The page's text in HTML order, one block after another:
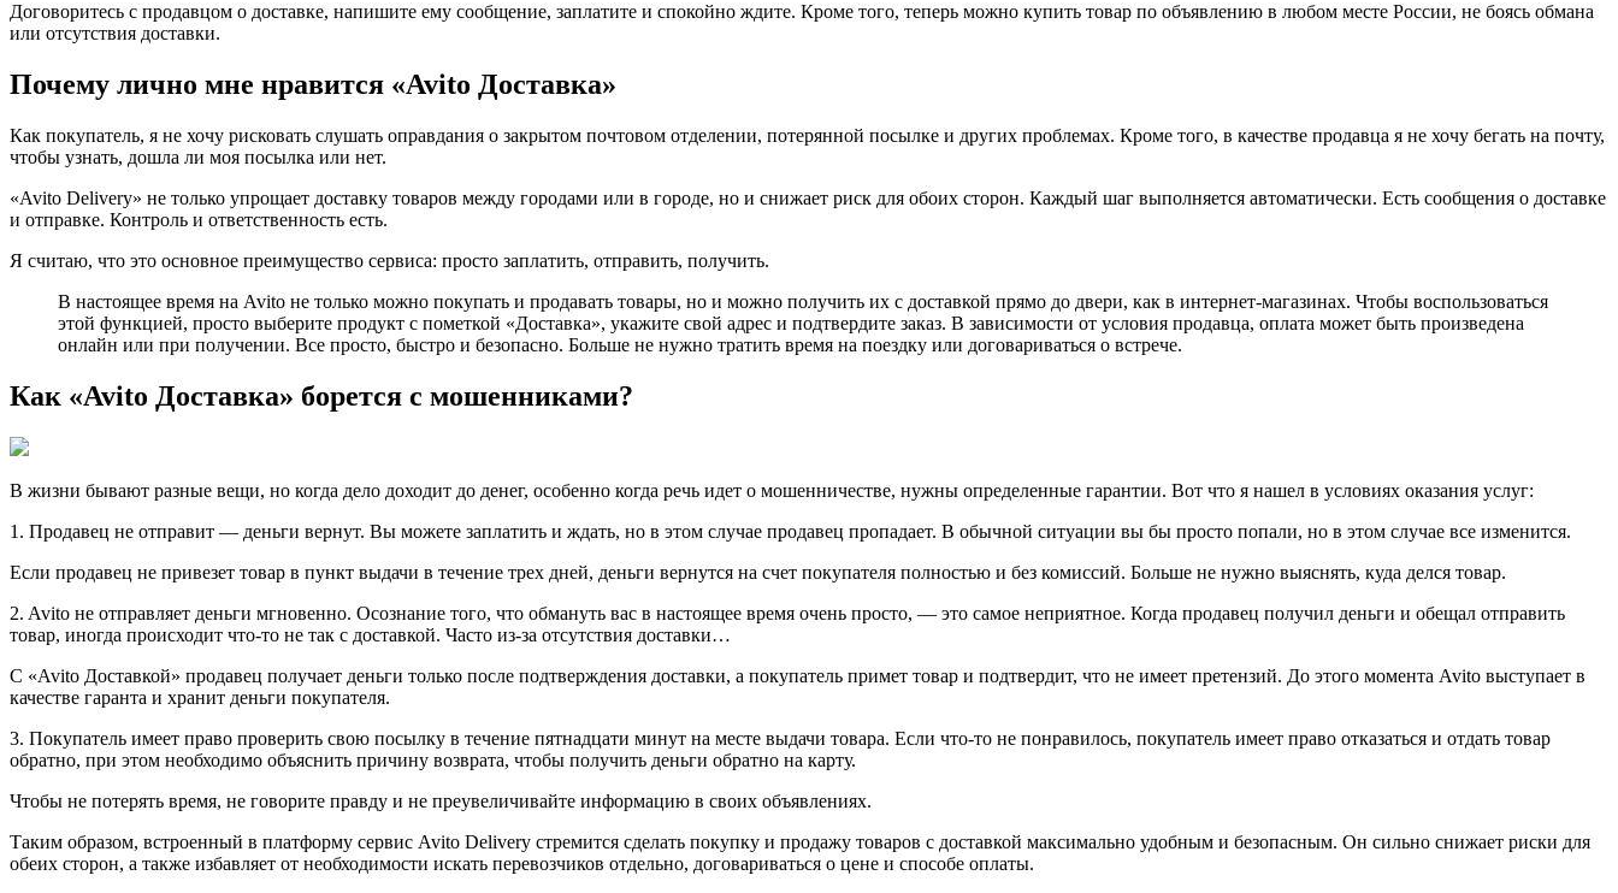
Договоритесь с продавцом о доставке, напишите ему сообщение, заплатите и спокойно ждите. Кроме того, теперь можно купить товар по объявлению в любом месте России, не боясь обмана
или отсутствия доставки.
Почему лично мне нравится «Avito Доставка»
Как покупатель, я не хочу рисковать слушать оправдания о закрытом почтовом отделении, потерянной посылке и других проблемах. Кроме того, в качестве продавца я не хочу бегать на почту,
чтобы узнать, дошла ли моя посылка или нет.
«Avito Delivery» не только упрощает доставку товаров между городами или в городе, но и снижает риск для обоих сторон. Каждый шаг выполняется автоматически. Есть сообщения о доставке
и отправке. Контроль и ответственность есть.
Я считаю, что это основное преимущество сервиса: просто заплатить, отправить, получить.
В настоящее время на Avito не только можно покупать и продавать товары, но и можно получить их с доставкой прямо до двери, как в интернет-магазинах. Чтобы воспользоваться
этой функцией, просто выберите продукт с пометкой «Доставка», укажите свой адрес и подтвердите заказ. В зависимости от условия продавца, оплата может быть произведена
онлайн или при получении. Все просто, быстро и безопасно. Больше не нужно тратить время на поездку или договариваться о встрече.
Как «Avito Доставка» борется с мошенниками?
В жизни бывают разные вещи, но когда дело доходит до денег, особенно когда речь идет о мошенничестве, нужны определенные гарантии. Вот что я нашел в условиях оказания услуг:
1. Продавец не отправит — деньги вернут. Вы можете заплатить и ждать, но в этом случае продавец пропадает. В обычной ситуации вы бы просто попали, но в этом случае все изменится.
Если продавец не привезет товар в пункт выдачи в течение трех дней, деньги вернутся на счет покупателя полностью и без комиссий. Больше не нужно выяснять, куда делся товар.
2. Avito не отправляет деньги мгновенно. Осознание того, что обмануть вас в настоящее время очень просто, — это самое неприятное. Когда продавец получил деньги и обещал отправить
товар, иногда происходит что-то не так с доставкой. Часто из-за отсутствия доставки…
С «Avito Доставкой» продавец получает деньги только после подтверждения доставки, а покупатель примет товар и подтвердит, что не имеет претензий. До этого момента Avito выступает в
качестве гаранта и хранит деньги покупателя.
3. Покупатель имеет право проверить свою посылку в течение пятнадцати минут на месте выдачи товара. Если что-то не понравилось, покупатель имеет право отказаться и отдать товар
обратно, при этом необходимо объяснить причину возврата, чтобы получить деньги обратно на карту.
Чтобы не потерять время, не говорите правду и не преувеличивайте информацию в своих объявлениях.
Таким образом, встроенный в платформу сервис Avito Delivery стремится сделать покупку и продажу товаров с доставкой максимально удобным и безопасным. Он сильно снижает риски для
обеих сторон, а также избавляет от необходимости искать перевозчиков отдельно, договариваться о цене и способе оплаты.